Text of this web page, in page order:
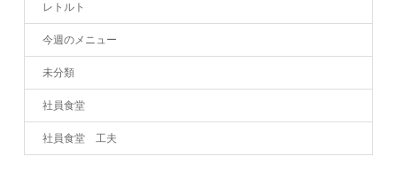
レトルト
今週のメニュー
未分類
社員食堂
社員食堂 工夫